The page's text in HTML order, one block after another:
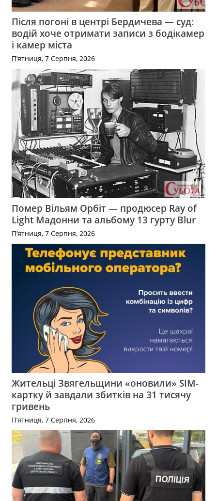
Після погоні в центрі Бердичева — суд:
водій хоче отримати записи з бодікамер
і камер міста
П’ятниця, 7 Серпня, 2026
Помер Вільям Орбіт — продюсер Ray of
Light Мадонни та альбому 13 гурту Blur
П’ятниця, 7 Серпня, 2026
Жительці Звягельщини «оновили» SIM-
картку й завдали збитків на 31 тисячу
гривень
П’ятниця, 7 Серпня, 2026